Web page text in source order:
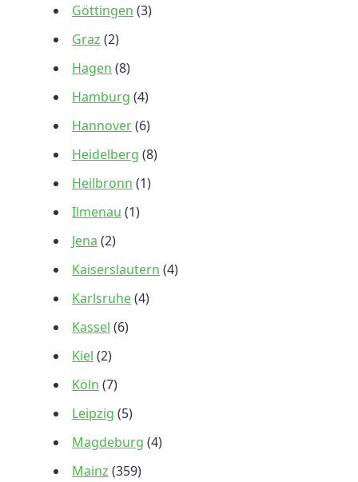
Göttingen (3)
Graz (2)
Hagen (8)
Hamburg (4)
Hannover(6)
Heidelberg (8)
Heilbronn (1)
Ilmenau (1)
Jena (2)
Kaiserslautern (4)
Karlsruhe(4)
Kassel (6)
Kiel (2)
Köln (7)
Leipzig (5)
Magdeburg (4)
Mainz (359)